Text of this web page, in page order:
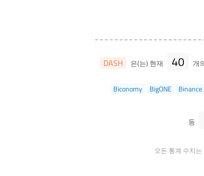
DASH 은(는) 현재 40 개
Biconomy
BigONE Binance
등
모든 통계 수치